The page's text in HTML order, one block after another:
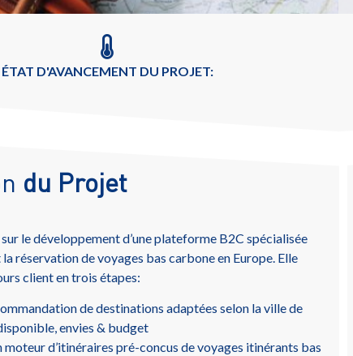
ÉTAT D'AVANCEMENT DU PROJET:
du Projet
le développement d’une plateforme B2C spécialisée
réservation de voyages bas carbone en Europe. Elle
client en trois étapes:
de destinations adaptées selon la ville de
envies & budget
moteur d’itinéraires pré-concus de voyages itinérants bas